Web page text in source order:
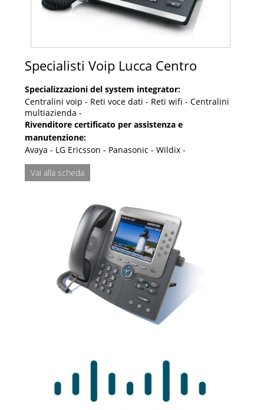
Specialisti Voip Lucca Centro
Specializzazioni del system integrator:
Centralini voip - Reti voce dati - Reti wifi - Centralini
multiazienda -
Rivenditore certificato per assistenza e
manutenzione:
Avaya - LG Ericsson - Panasonic - Wildix -
Vai alla scheda